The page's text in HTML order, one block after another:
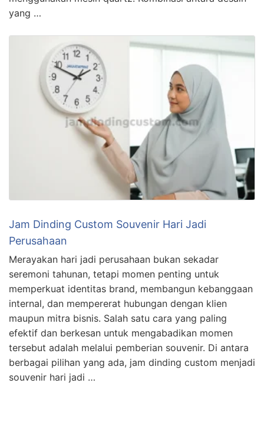
yang …
Jam Dinding Custom Souvenir Hari Jadi
Perusahaan
Merayakan hari jadi perusahaan bukan sekadar
seremoni tahunan, tetapi momen penting untuk
memperkuat identitas brand, membangun kebanggaan
internal, dan mempererat hubungan dengan klien
maupun mitra bisnis. Salah satu cara yang paling
efektif dan berkesan untuk mengabadikan momen
tersebut adalah melalui pemberian souvenir. Di antara
berbagai pilihan yang ada, jam dinding custom menjadi
souvenir hari jadi …